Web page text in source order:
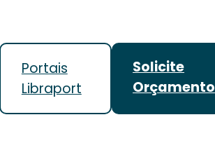
Portais
Libraport
Solicite
Orçamento